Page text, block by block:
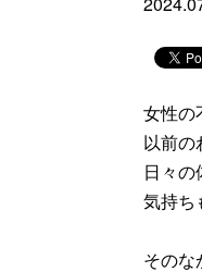
女性の
以前の
日々の
気持ち
そのな